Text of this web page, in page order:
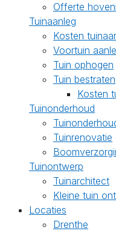
Offerte
Tuinaanleg
Kosten
Voortuin
Tuin ophogen
Tuin bestraten
Kosten
Tuinonderhoud
Tuinrenovatie
Tuinontwerp
Tuinarchitect
Kleine tuin
Locaties
Drenthe